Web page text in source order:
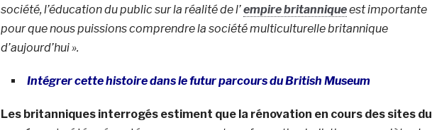
société, l’éducation du public sur la réalité de l’empire britanniqueest importante
pour que nous puissions comprendre la société multiculturelle britannique
d’aujourd’hui ».
Intégrer cette histoire dans le futur parcours du British Museum
Les britanniques interrogés estiment que la rénovation en cours des sites du